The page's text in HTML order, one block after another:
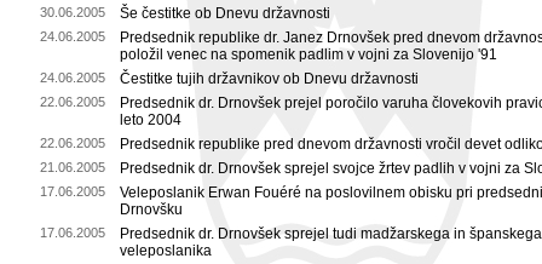
30.06.2005 Še čestitke ob Dnevu državnosti
24.06.2005
Predsednik republike dr. Janez Drnovšek pred dnevom
položil venec na spomenik padlim v vojni za Slovenijo '91
24.06.2005 Čestitke tujih državnikov ob Dnevu državnosti
22.06.2005
Predsednik dr. Drnovšek prejel poročilo varuha človekovih
leto 2004
22.06.2005 Predsednik republike pred dnevom državnosti vročil devet
21.06.2005 Predsednik dr. Drnovšek sprejel svojce žrtev padlih v vojni za
17.06.2005
Veleposlanik Erwan Fouéré na poslovilnem obisku pri
Drnovšku
17.06.2005
Predsednik dr. Drnovšek sprejel tudi madžarskega in španskega
veleposlanika